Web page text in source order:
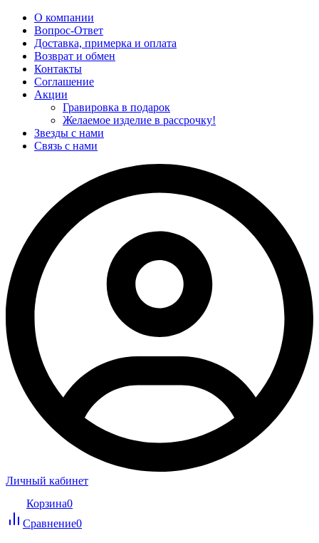
О компании
Вопрос-Ответ
Доставка, примерка и оплата
Возврат и обмен
Контакты
Соглашение
Акции
Гравировка в подарок
Желаемое изделие в рассрочку!
Звезды с нами
Связь с нами
Личный кабинет
Корзина0
Сравнение0